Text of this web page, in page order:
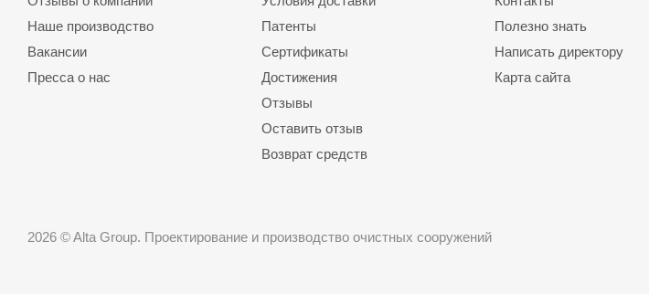
Наше производство
Вакансии
Пресса о нас
Патенты
Сертификаты
Достижения
Отзывы
Оставить отзы
Возврат средст
Полезно знать
Написать директору
Карта сайта
2026 © Alta Group. Проектирование и производство очистных сооружений